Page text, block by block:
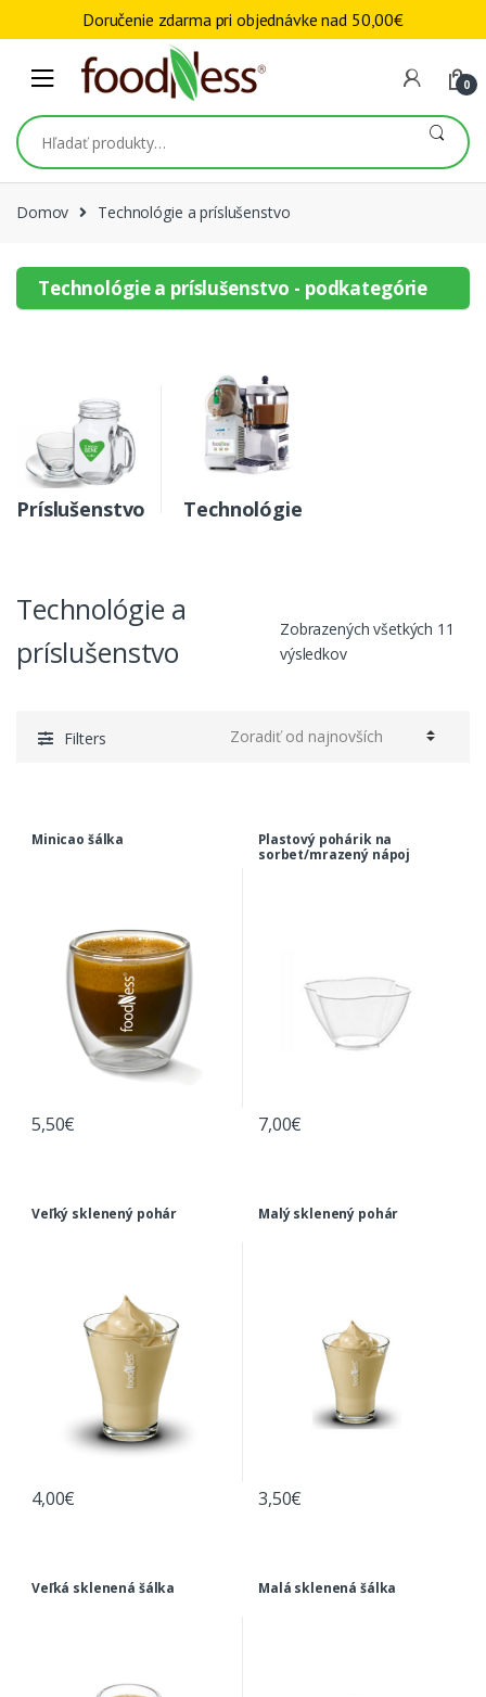
Skip to navigation
Skip to content
0
Hľadať:
Domov Technológie a príslušenstvo
Technológie a príslušenstvo - podkategórie
Príslušenstvo Technológie
Technológie a
príslušenstvo
Zobrazených všetkých 11
výsledkov
Filters
Minicao šálka
5,50€
Plastový pohárik na
sorbet/mrazený nápoj
7,00€
Veľký sklenený pohár
4,00€
Malý sklenený pohár
3,50€
Veľká sklenená šálka Malá sklenená šálka
Doručenie zdarma pri objednávke nad 50,00€